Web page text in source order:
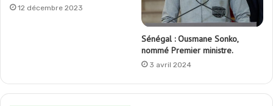
12 décembre 2023
Sénégal : Ousmane Sonko,
nommé Premier ministre.
3 avril 2024